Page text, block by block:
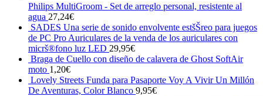
Philips MultiGroom - Set de arreglo personal, resistente al
agua 27,24€
SADES Una serie de sonido envolvente estšŠreo para juegos
de PC Pro Auriculares de la venda de los auriculares con
micrš®fono luz LED 29,95€
Braga de Cuello con diseño de calavera de Ghost SoftAir
moto 1,20€
Lovely Streets Funda para Pasaporte Voy A Vivir Un Millón
De Aventuras, Color Blanco 9,95€